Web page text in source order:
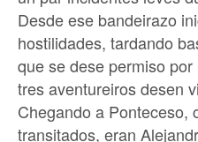
Desde ese bandeirazo
hostilidades, tardando
que se dese permiso
tres aventureiros desen
Chegando a Ponteceso,
transitados, eran